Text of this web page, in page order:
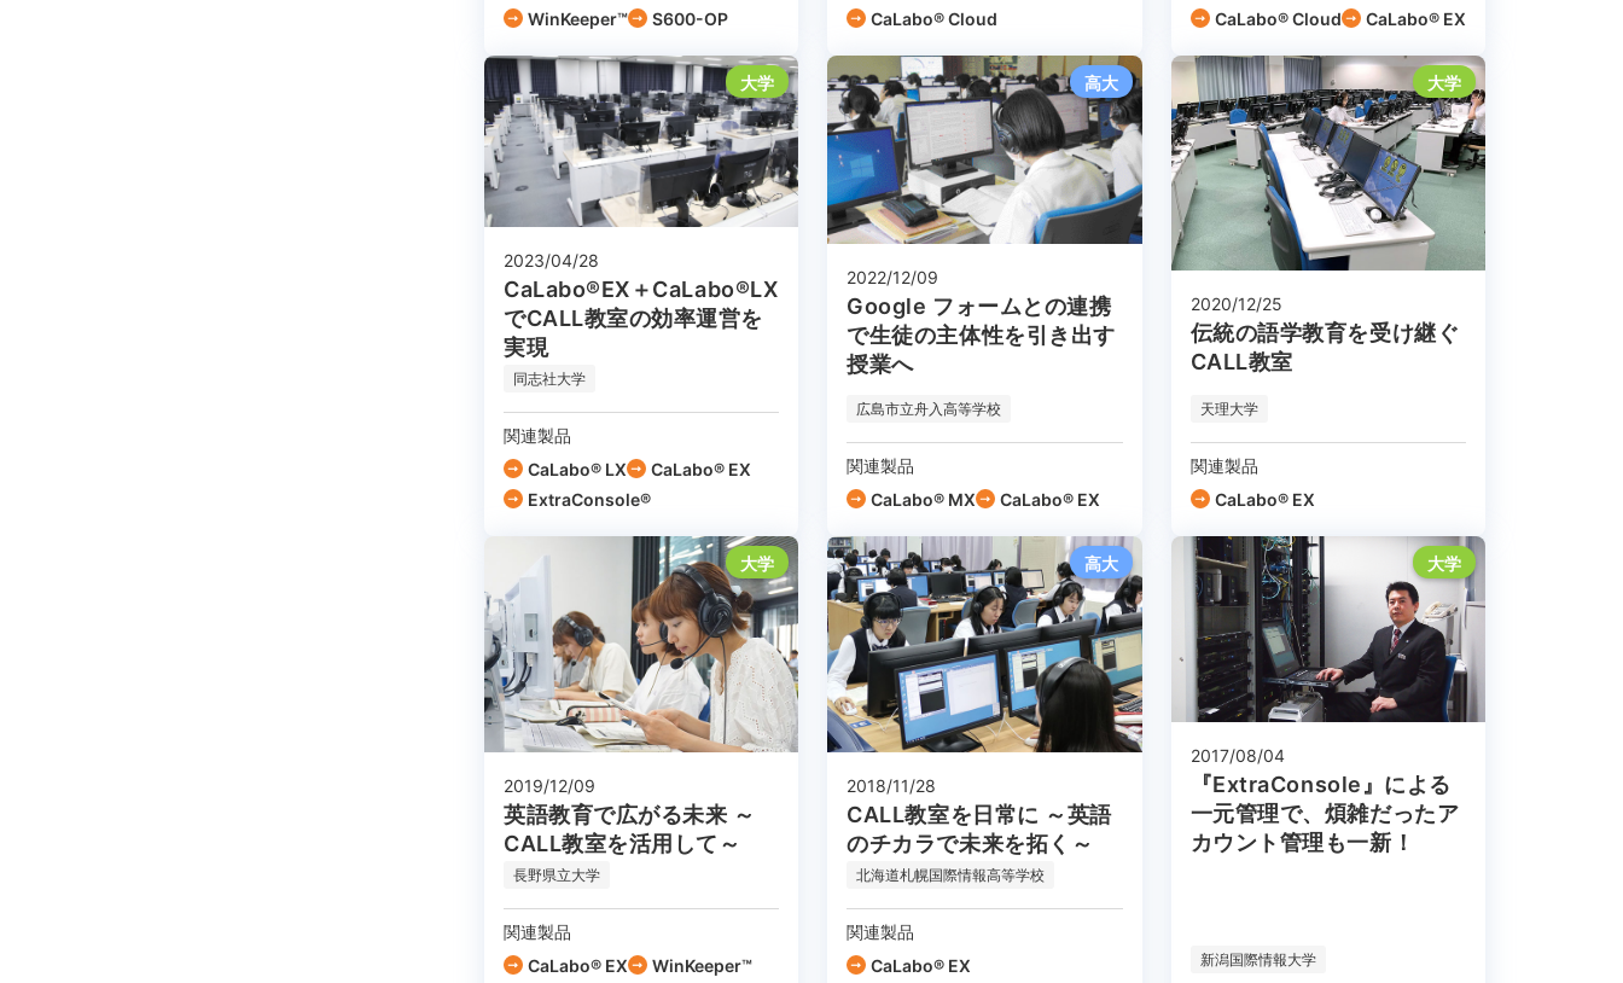
WinKeeper™
S600-OP
CaLabo®︎ Cloud
CaLabo®︎ Cloud
CaLabo® EX
大学
2023/04/28
CaLabo®EX＋CaLabo®LX
でCALL教室の効率運営を
実現
同志社大学
関連製品
CaLabo® LX
CaLabo® EX
ExtraConsole®
高大
2022/12/09
Google フォームとの連携
で生徒の主体性を引き出す
授業へ
広島市立舟入高等学校
関連製品
CaLabo® MX
CaLabo® EX
大学
2020/12/25
伝統の語学教育を受け継ぐ
CALL教室
天理大学
関連製品
CaLabo® EX
大学
2019/12/09
英語教育で広がる未来 ～
CALL教室を活用して～
長野県立大学
関連製品
CaLabo® EX
WinKeeper™
高大
2018/11/28
CALL教室を日常に ～英語
のチカラで未来を拓く～
北海道札幌国際情報高等学校
関連製品
CaLabo® EX
大学
2017/08/04
『ExtraConsole』による
一元管理で、煩雑だったア
カウント管理も一新！
新潟国際情報大学